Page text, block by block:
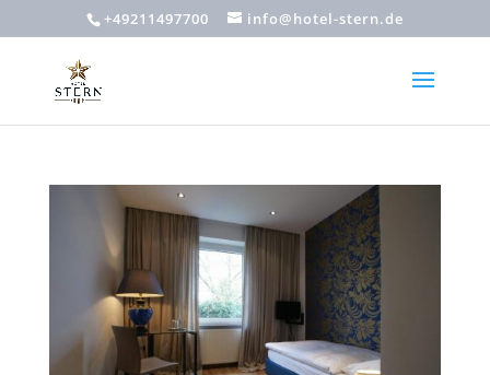
+49211497700 info@hotel-stern.de